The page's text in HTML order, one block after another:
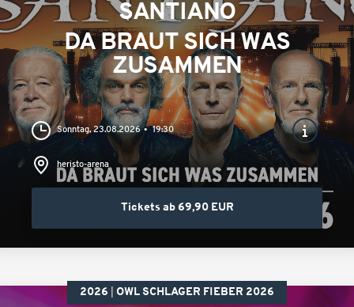
SANTIANO
DA BRAUT SICH WAS
ZUSAMMEN
Sonntag, 23.08.2026 19:30
heristo-arena
Tickets ab 69,90 EUR
2026 OWL SCHLAGER FIEBER 2026